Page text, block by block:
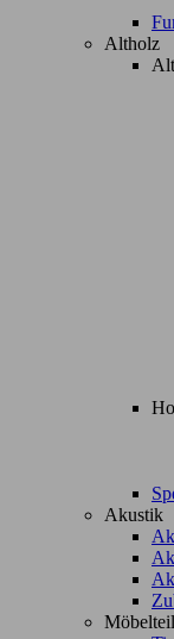
Altholz
Akustik